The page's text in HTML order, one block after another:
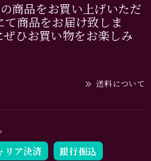
商品をお買い上げいただ
て商品をお届け致しま
ひお買い物をお楽しみ
送料について
リア決済 銀行振込